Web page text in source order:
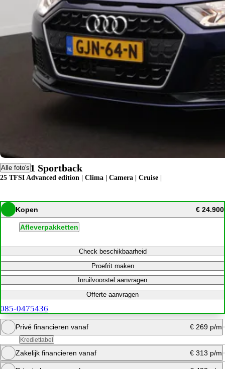
Alle foto's
Audi A1 Sportback
25 TFSI Advanced edition | Clima | Camera | Cruise |
Kopen € 24.900
Afleverpakketten
Check beschikbaarheid
Proefrit maken
Inruilvoorstel aanvragen
Offerte aanvragen
085-0475436
Privé financieren vanaf € 269 p/m
Krediettabel
Bereken maandbedrag
Zakelijk financieren vanaf € 313 p/m
Private leasen vanaf € 492 p/m